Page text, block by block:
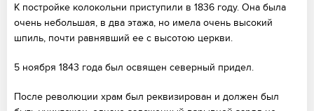
К постройке колокольни приступили в 1836 году. Она была
очень небольшая, в два этажа, но имела очень высокий
шпиль, почти равнявший ее с высотою церкви.
5 ноября 1843 года был освящен северный придел.
После революции храм был реквизирован и должен был